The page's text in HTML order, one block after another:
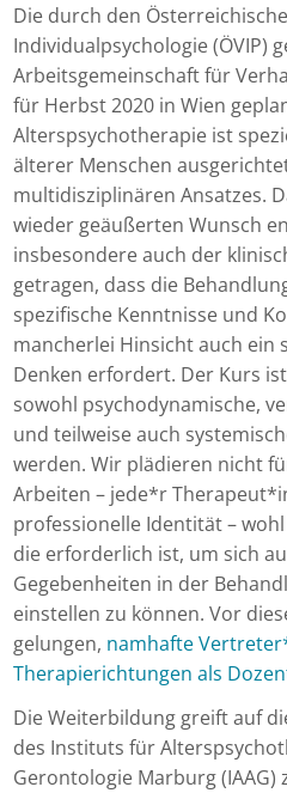
Die durch den
Individualpsychologie (ÖVIP)
Arbeitsgemeinschaft für
für Herbst 2020 in Wien
Alterspsychotherapie ist
älterer Menschen
multidisziplinären Ansatzes.
wieder geäußerten Wunsch
insbesondere auch der
getragen, dass die
spezifische Kenntnisse und
mancherlei Hinsicht auch ein
Denken erfordert. Der Kurs
sowohl psychodynamische,
und teilweise auch
werden. Wir plädieren nicht
Arbeiten – jede*r
professionelle Identität –
die erforderlich ist, um sich
Gegebenheiten in der
einstellen zu können. Vor
gelungen, namhafte
Therapierichtungen als
Die Weiterbildung greift auf
des Instituts für
Gerontologie Marburg (IAAG)